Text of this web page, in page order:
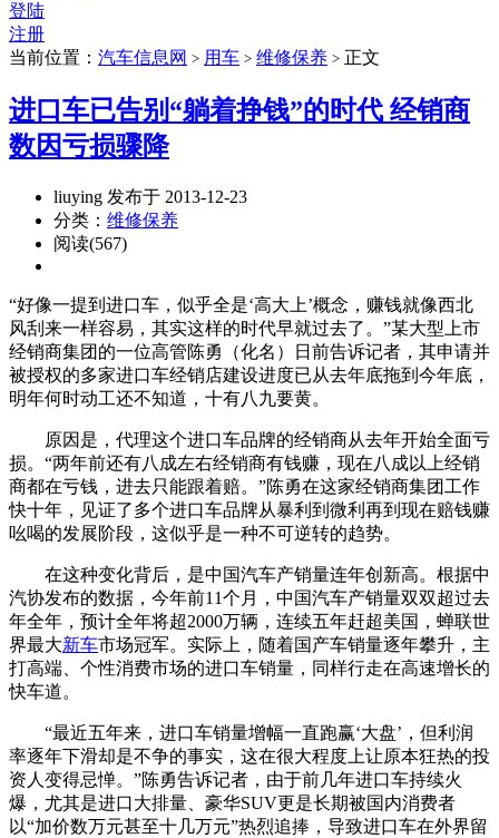
登陆
注册
当前位置： 汽车信息网 > 用车 > 维修保养 > 正文
进口车已告别“躺着挣钱”的时代 经销商
数因亏损骤降
liuying 发布于 2013-12-23
分类： 维修保养
阅读(567)
“好像一提到进口车，似乎全是‘高大上’概念，赚钱就像西北
风刮来一样容易，其实这样的时代早就过去了。”某大型上市
经销商集团的一位高管陈勇（化名）日前告诉记者，其申请并
被授权的多家进口车经销店建设进度已从去年底拖到今年底，
明年何时动工还不知道，十有八九要黄。
原因是，代理这个进口车品牌的经销商从去年开始全面亏
损。“两年前还有八成左右经销商有钱赚，现在八成以上经销
商都在亏钱，进去只能跟着赔。”陈勇在这家经销商集团工作
快十年，见证了多个进口车品牌从暴利到微利再到现在赔钱赚
吆喝的发展阶段，这似乎是一种不可逆转的趋势。
在这种变化背后，是中国汽车产销量连年创新高。根据中
汽协发布的数据，今年前11个月，中国汽车产销量双双超过去
年全年，预计全年将超2000万辆，连续五年赶超美国，蝉联世
界最大新车市场冠军。实际上，随着国产车销量逐年攀升，主
打高端、个性消费市场的进口车销量，同样行走在高速增长的
快车道。
“最近五年来，进口车销量增幅一直跑赢‘大盘’，但利润
率逐年下滑却是不争的事实，这在很大程度上让原本狂热的投
资人变得忌惮。”陈勇告诉记者，由于前几年进口车持续火
爆，尤其是进口大排量、豪华SUV更是长期被国内消费者
以“加价数万元甚至十几万元”热烈追捧，导致进口车在外界留